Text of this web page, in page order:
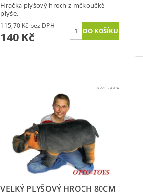
Hračka plyšový hroch z měkoučké
plyše.
115,70 Kč bez DPH
140 Kč
Kód: 398/A
VELKÝ PLYŠOVÝ HROCH 80CM